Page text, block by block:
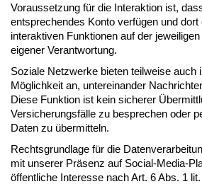
Voraussetzung für die Interaktion ist,
entsprechendes Konto verfügen und
interaktiven Funktionen auf der
eigener Verantwortung.
Soziale Netzwerke bieten teilweise auch
Möglichkeit an, untereinander
Diese Funktion ist kein sicherer
Versicherungsfälle zu besprechen oder
Daten zu übermitteln.
Rechtsgrundlage für die
mit unserer Präsenz auf Social-Media-
öffentliche Interesse nach Art. 6 Abs. 1